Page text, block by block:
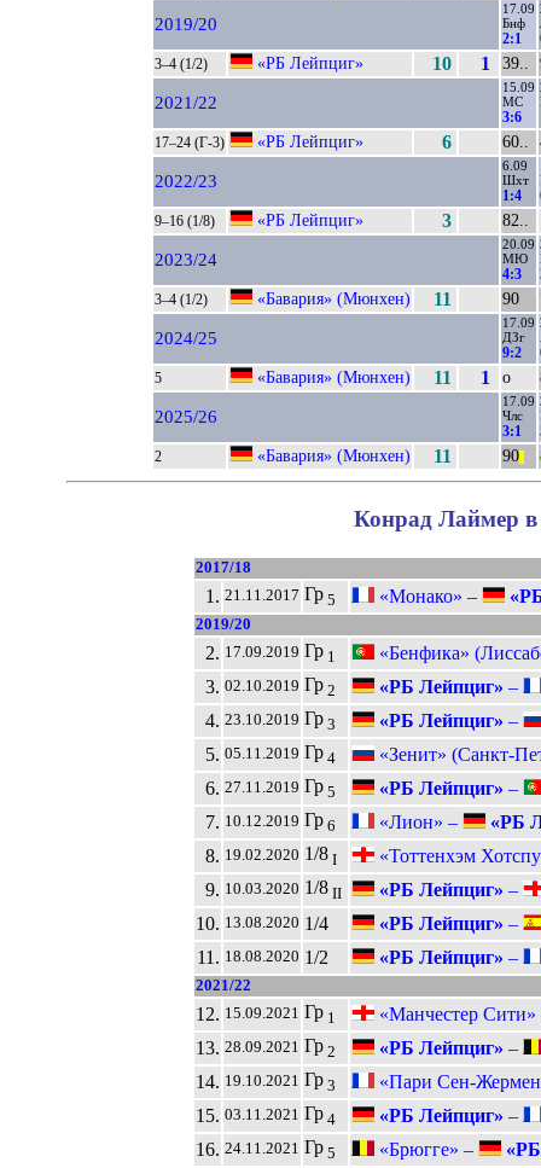
2019/20
17.09
Бнф
2:1
3–4 (1/2) «РБ Лейпциг» 10 1 39..
2021/22
15.09
МС
3:6
17–24 (Г-3) «РБ Лейпциг» 6 60..
2022/23
6.09
Шхт
1:4
9–16 (1/8) «РБ Лейпциг» 3 82..
2023/24
20.09
МЮ
4:3
3–4 (1/2) «Бавария» (Мюнхен) 11 90
2024/25
17.09
ДЗг
9:2
5 «Бавария» (Мюнхен) 11 1 о
2025/26
17.09
Члс
3:1
2 «Бавария» (Мюнхен) 11 90||
Конрад Лаймер в
2017/18
1. 21.11.2017 Гр 5 «Монако» –
2019/20
2. 17.09.2019 Гр 1
«Бенфика»
3. 02.10.2019 Гр 2 «РБ Лейпциг» –
4. 23.10.2019 Гр 3 «РБ Лейпциг» –
5. 05.11.2019 Гр 4
«Зенит» (Санкт-
6. 27.11.2019 Гр 5 «РБ Лейпциг» –
7. 10.12.2019 Гр 6 «Лион» –
«РБ
8. 19.02.2020 1/8 I
«Тоттенхэм
9. 10.03.2020 1/8 II «РБ Лейпциг» –
10. 13.08.2020 1/4 «РБ Лейпциг» –
11. 18.08.2020 1/2 «РБ Лейпциг» –
2021/22
12. 15.09.2021 Гр 1
«Манчестер
13. 28.09.2021 Гр 2 «РБ Лейпциг» –
14. 19.10.2021 Гр 3
«Пари Сен-
15. 03.11.2021 Гр 4 «РБ Лейпциг» –
16. 24.11.2021 Гр 5 «Брюгге» –